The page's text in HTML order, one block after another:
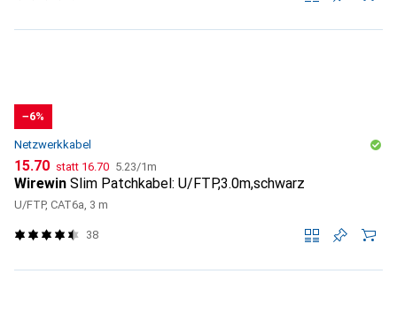
−6%
Netzwerkkabel
CHF
15.70 statt CHF
16.70 CHF
5.23/1m
Wirewin Slim Patchkabel: U/FTP,3.0m,schwarz
U/FTP, CAT6a, 3 m
38